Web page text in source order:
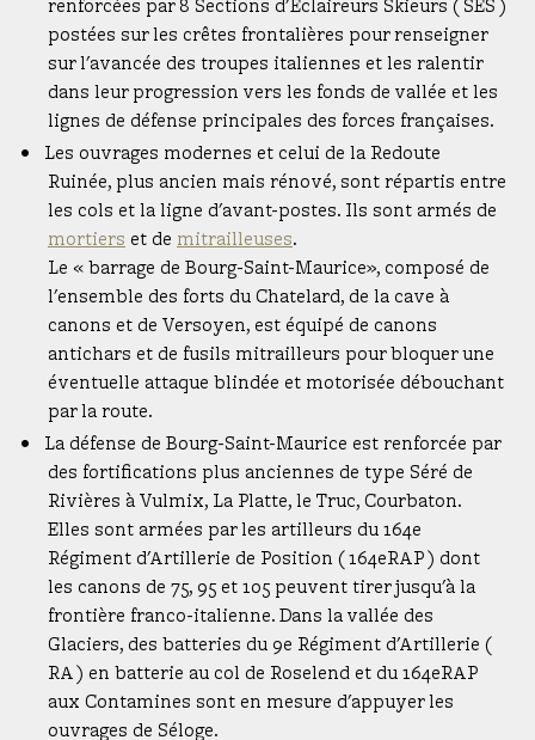
Entrez les termes recherchés et appuyez sur
entrée
postées sur les crêtes frontalières pour renseigner
sur l'avancée des troupes italiennes et les ralentir
dans leur progression vers les fonds de vallée et les
lignes de défense principales des forces françaises.
Les ouvrages modernes et celui de la Redoute
Ruinée, plus ancien mais rénové, sont répartis entre
les cols et la ligne d'avant-postes. Ils sont armés de
mortiers et de mitrailleuses.
Le « barrage de Bourg-Saint-Maurice», composé de
l'ensemble des forts du Chatelard, de la cave à
canons et de Versoyen, est équipé de canons
antichars et de fusils mitrailleurs pour bloquer une
éventuelle attaque blindée et motorisée débouchant
par la route.
La défense de Bourg-Saint-Maurice est renforcée par
des fortifications plus anciennes de type Séré de
Rivières à Vulmix, La Platte, le Truc, Courbaton.
Elles sont armées par les artilleurs du 164e
Régiment d'Artillerie de Position ( 164eRAP ) dont
les canons de 75, 95 et 105 peuvent tirer jusqu'à la
frontière franco-italienne. Dans la vallée des
Glaciers, des batteries du 9e Régiment d'Artillerie (
RA ) en batterie au col de Roselend et du 164eRAP
aux Contamines sont en mesure d'appuyer les
ouvrages de Séloge.